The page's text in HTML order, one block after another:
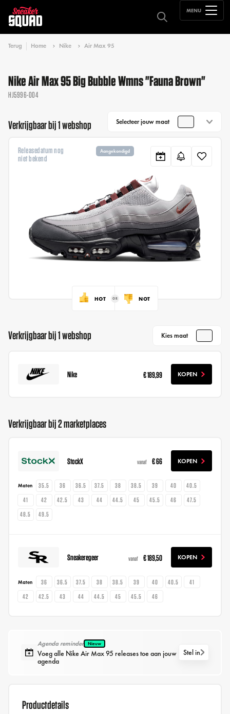
MENU
Terug Home Nike Air Max 95
Nike Air Max 95 Big Bubble Wmns "Fauna Brown"
HJ5996-004
Verkrijgbaar bij 1 webshop Selecteer jouw maat
Releasedatum nog
niet bekend
Aangekondigd
HOT NOT
Verkrijgbaar bij 1 webshop Kies maat
Nike € 189,99 KOPEN
Verkrijgbaar bij 2 marketplaces
StockX vanaf € 66 KOPEN
Maten 35.5 36 36.5 37.5 38 38.5 39 40
40.5
41
42 42.5 43 44 44.5 45 45.5 46
47.5
48.5
49.5
Sneakeregeer vanaf € 189,50 KOPEN
Maten 36 36.5 37.5 38 38.5 39 40 40.5
41
42
42.5 43 44 44.5 45 45.5 46
Agenda reminder Nieuw
Voeg alle Nike Air Max 95 releases toe aan jouw
agenda
Stel in
Productdetails